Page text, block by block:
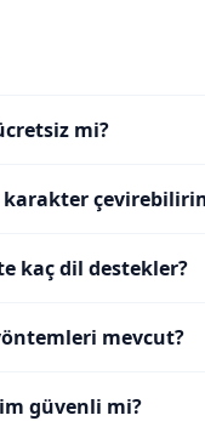
mi?
karakter
kaç dil destekler?
mevcut?
güvenli mi?